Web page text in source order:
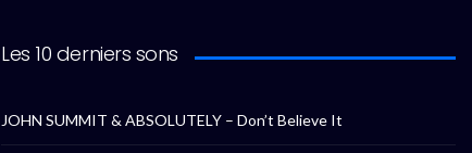
Les 10 derniers sons
JOHN SUMMIT & ABSOLUTELY – Don’t Believe It